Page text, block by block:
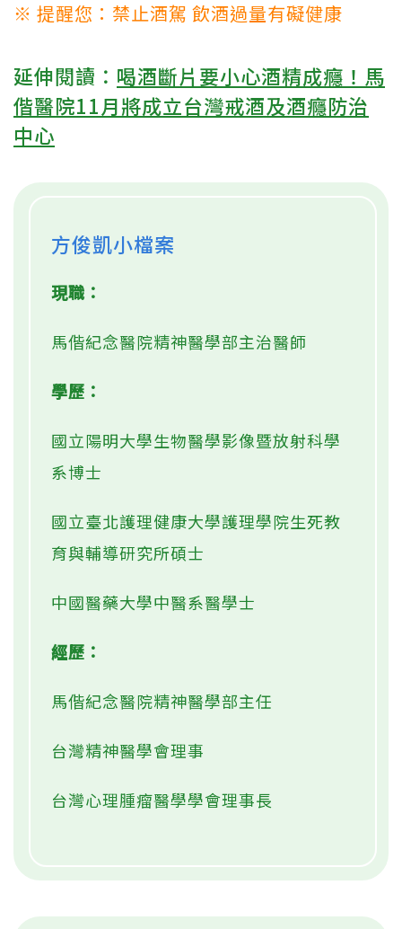
※ 提醒您：禁止酒駕 飲酒過量有礙健康
延伸閱讀： 喝酒斷片要小心酒精成癮！馬
偕醫院11月將成立台灣戒酒及酒癮防治
中心
方俊凱小檔案
現職：
馬偕紀念醫院精神醫學部主治醫師
學歷：
國立陽明大學生物醫學影像暨放射科學
系博士
國立臺北護理健康大學護理學院生死教
育與輔導研究所碩士
中國醫藥大學中醫系醫學士
經歷：
馬偕紀念醫院精神醫學部主任
台灣精神醫學會理事
台灣心理腫瘤醫學學會理事長